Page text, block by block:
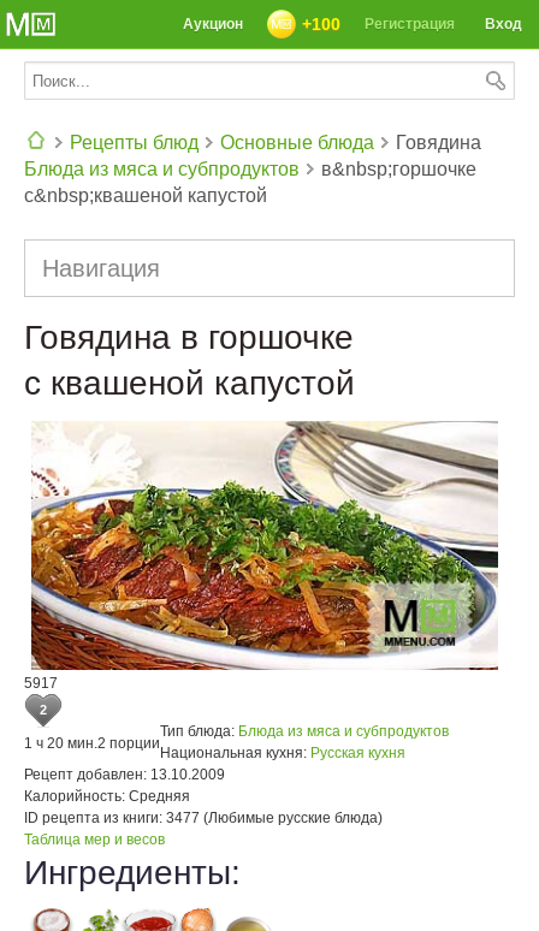
СЕГОДНЯ: 39142 РЕЦЕПТА
Вход
Регистрация
+100
Аукцион
Рецепты блюд
Основные блюда
Блюда из мяса и субпродуктов
Говядина
в&nbsp;горшочке
с&nbsp;квашеной капустой
Навигация
Говядина в горшочке
с квашеной капустой
5917
2
1 ч 20 мин.2 порции
Тип блюда: Блюда из мяса и субпродуктов
Национальная кухня: Русская кухня
Рецепт добавлен: 13.10.2009
Калорийность: Средняя
ID рецепта из книги: 3477 (Любимые русские блюда)
Таблица мер и весов
Ингредиенты: